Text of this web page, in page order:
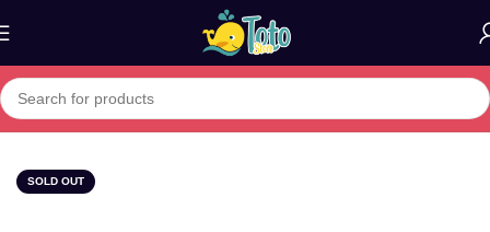
Home»Boutique»Almaflore huile essentielle citronnelle
SOLD OUT